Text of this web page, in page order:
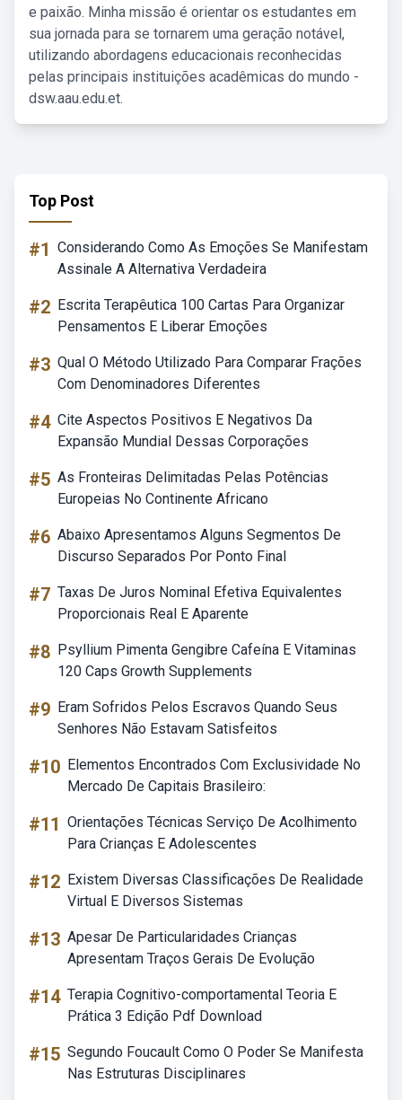
e paixão. Minha missão é orientar os estudantes em
sua jornada para se tornarem uma geração notável,
utilizando abordagens educacionais reconhecidas
pelas principais instituições acadêmicas do mundo -
dsw.aau.edu.et.
Top Post
#1 Considerando Como As Emoções Se Manifestam
Assinale A Alternativa Verdadeira
#2 Escrita Terapêutica 100 Cartas Para Organizar
Pensamentos E Liberar Emoções
#3 Qual O Método Utilizado Para Comparar Frações
Com Denominadores Diferentes
#4 Cite Aspectos Positivos E Negativos Da
Expansão Mundial Dessas Corporações
#5 As Fronteiras Delimitadas Pelas Potências
Europeias No Continente Africano
#6 Abaixo Apresentamos Alguns Segmentos De
Discurso Separados Por Ponto Final
#7 Taxas De Juros Nominal Efetiva Equivalentes
Proporcionais Real E Aparente
#8 Psyllium Pimenta Gengibre Cafeína E Vitaminas
120 Caps Growth Supplements
#9 Eram Sofridos Pelos Escravos Quando Seus
Senhores Não Estavam Satisfeitos
#10 Elementos Encontrados Com Exclusividade No
Mercado De Capitais Brasileiro:
#11 Orientações Técnicas Serviço De Acolhimento
Para Crianças E Adolescentes
#12 Existem Diversas Classificações De Realidade
Virtual E Diversos Sistemas
#13 Apesar De Particularidades Crianças
Apresentam Traços Gerais De Evolução
#14 Terapia Cognitivo-comportamental Teoria E
Prática 3 Edição Pdf Download
#15 Segundo Foucault Como O Poder Se Manifesta
Nas Estruturas Disciplinares